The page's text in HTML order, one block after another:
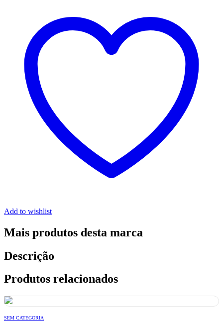
Add to wishlist
Mais produtos desta marca
Descrição
Produtos relacionados
SEM CATEGORIA